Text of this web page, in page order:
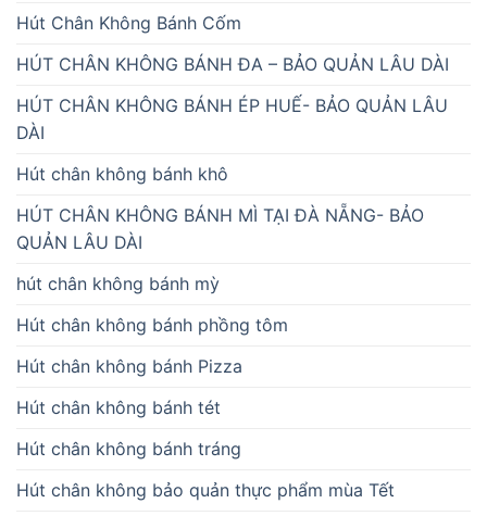
Hút Chân Không Bánh Cốm
HÚT CHÂN KHÔNG BÁNH ĐA – BẢO QUẢN LÂU DÀI
HÚT CHÂN KHÔNG BÁNH ÉP HUẾ- BẢO QUẢN LÂU
DÀI
Hút chân không bánh khô
HÚT CHÂN KHÔNG BÁNH MÌ TẠI ĐÀ NẴNG- BẢO
QUẢN LÂU DÀI
hút chân không bánh mỳ
Hút chân không bánh phồng tôm
Hút chân không bánh Pizza
Hút chân không bánh tét
Hút chân không bánh tráng
Hút chân không bảo quản thực phẩm mùa Tết